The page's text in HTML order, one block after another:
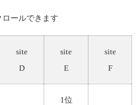
ロールできます
site
D
site
E
site
F
1位